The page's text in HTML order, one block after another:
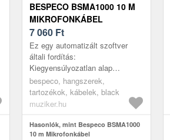
BESPECO BSMA1000 10 M
MIKROFONKÁBEL
7 060 Ft
Ez egy automatizált szoftver
általi fordítás:
Kiegyensúlyozatlan alap
sorozatú mikrofonkábel egy XLR
csatlakozóval (hüvely) és egy 6,
3 mm-es mono ...
bespeco, hangszerek,
tartozékok, kábelek, black
muziker.hu
Hasonlók, mint Bespeco BSMA1000
10 m Mikrofonkábel